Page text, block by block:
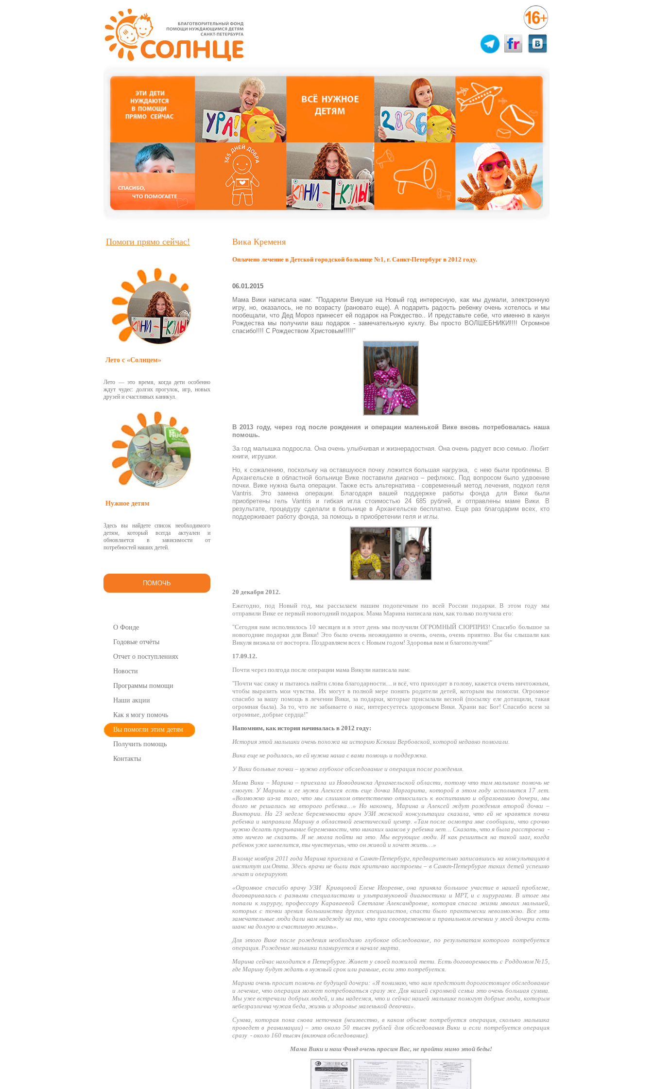
Помоги прямо сейчас!
Лето с «Солнцем»
Лето — это время, когда дети особенно
ждут чудес: долгих прогулок, игр, новых
друзей и счастливых каникул.
Нужное детям
Здесь вы найдете список необходимого
детям, который всегда актуален и
обновляется в зависимости от
потребностей наших детей.
ПОМОЧЬ
О Фонде
Годовые отчёты
Отчет о поступлениях
Новости
Программы помощи
Наши акции
Как я могу помочь
Вы помогли этим детям
Получить помощь
Контакты
Вика Кременя
Оплачено лечение в Детской городской больнице №1, г. Санкт-Петербург в 2012 году.
06.01.2015
Мама Вики написала нам: "Подарили Викуше на Новый год интересную, как мы думали, электронную
игру, но, оказалось, не по возрасту (рановато еще). А подарить радость ребенку очень хотелось и мы
пообещали, что Дед Мороз принесет ей подарок на Рождество.. И представьте себе, что именно в канун
Рождества мы получили ваш подарок - замечательную куклу. Вы просто ВОЛШЕБНИКИ!!!! Огромное
спасибо!!!! С Рождеством Христовым!!!!!"
В 2013 году, через год после рождения и операции маленькой Вике вновь потребовалась наша
помошь.
За год малышка подросла. Она очень улыбчивая и жизнерадостная. Она очень радует всю семью. Любит
книги, игрушки.
Но, к сожалению, поскольку на оставшуюся почку ложится большая нагрузка, с нею были проблемы. В
Архангельске в областной больнице Вике поставили диагноз – рефлюкс. Под вопросом было удвоение
почки. Вике нужна была операции. Также есть альтернатива - современный метод лечения, подкол геля
Vantris. Это замена операции. Благодаря вашей поддержке работы фонда для Вики были
приобретены гель Vantris и гибкая игла стоимостью 24 685 рублей, и отправлены маме Вики. В
результате, процедуру сделали в больнице в Архангельске бесплатно. Еще раз благодарим всех, кто
поддерживает работу фонда, за помощь в приобретении геля и иглы.
20 декабря 2012.
Ежегодно, под Новый год, мы рассылаем нашим подопечным по всей России подарки. В этом году мы
отправили Вике ее первый новогодний подарок. Мама Марина написала нам, как только получила его:
"Сегодня нам исполнилось 10 месяцев и в этот день мы получили ОГРОМНЫЙ СЮРПРИЗ! Спасибо большое за
новогодние подарки для Вики! Это было очень неожиданно и очень, очень, очень приятно. Вы бы слышали как
Викуля визжала от восторга. Поздравляем всех с Новым годом! Здоровья вам и благополучия!"
17.09.12.
Почти через полгода после операции мама Викули написала нам:
"Почти час сижу и пытаюсь найти слова благодарности.... и всё, что приходит в голову, кажется очень ничтожным,
чтобы выразить мои чувства. Их могут в полной мере понять родители детей, которым вы помогли. Огромное
спасибо за вашу помощь в лечении Вики, за подарки, которые присылали весной (посылку еле дотащили, такая
огромная была). За то, что не забываете о нас, интересуетесь здоровьем Вики. Храни вас Бог! Спасибо всем за
огромные, добрые сердца!"
Напомним, как история начиналась в 2012 году:
История этой малышки очень похожа на историю Ксюши Вербовской, которой недавно помогали.
Вика еще не родилась, но ей нужна наша с вами помощь и поддержка.
У Вики больные почки – нужно глубокое обследование и операция после рождения.
Мама Вики – Марина – приехала из Новодвинска Архангельской области, потому что там малышке помочь не
смогут. У Марины и ее мужа Алексея есть еще дочка Маргарита, которой в этом году исполнится 17 лет.
«Возможно из-за того, что мы слишком ответственно относились к воспитанию и образованию дочери, мы
долго не решались на второго ребенка…» Но наконец, Марина и Алексей ждут рождения второй дочки –
Виктории. На 23 неделе беременности врач УЗИ женской консультации сказала, что ей не нравятся почки
ребенка и направила Марину в областной генетический центр. «Там после осмотра мне сообщили, что срочно
нужно делать прерывание беременности, что никаких шансов у ребенка нет… Сказать, что я была расстроена -
это ничего не сказать. Я не могла пойти на это. Мы верующие люди. И как решиться на такой шаг, когда
ребенок уже шевелится, ты чувствуешь, что он живой и хочет жить…»
В конце ноября 2011 года Марина приехала в Санкт-Петербург, предварительно записавшись на консультацию в
институт им.Отта. Здесь врачи не были так критично настроены – в Санкт-Петербурге таких детей успешно
лечат и оперируют.
«Огромное спасибо врачу УЗИ Кривцовой Елене Игоревне, она приняла большое участие в нашей проблеме,
договаривалась с разными специалистами и ультразвуковой диагностики и МРТ, и с хирургами. В итоге мы
попали к хирургу, профессору Караваевой Светлане Александровне, которая спасла жизни многих малышей,
которых с точки зрения большинства других специалистов, спасти было практически невозможно. Все эти
замечательные люди дали нам надежду на то, что при своевременном и правильном лечении у моей дочери есть
шанс на долгую и счастливую жизнь».
Для этого Вике после рождения необходимо глубокое обследование, по результатам которого потребуется
операция. Рождение малышки планируется в начале марта.
Марина сейчас находится в Петербурге. Живет у своей пожилой тети. Есть договоренность с Роддомом №15,
где Марину будут ждать в нужный срок или раньше, если это потребуется.
Марина очень просит помочь ее будущей дочери: «Я понимаю, что нам предстоит дорогостоящее обследование
и лечение, что операция может потребоваться сразу же. Для нашей скромной семьи это очень большая сумма.
Мы уже встречали добрых людей, и мы надеемся, что и сейчас нашей малышке помогут добрые люди, которым
небезразлична чужая беда, жизнь и здоровье маленькой девочки».
Сумма, которая пока снова неточная (неизвестно, в каком объеме потребуется операция, сколько малышка
проведет в реанимации) – это около 50 тысяч рублей для обследования Вики и если потребуется операция
сразу - около 160 тысяч (включая обследование).
Мама Вики и наш Фонд очень просим Вас, не пройти мимо этой беды!